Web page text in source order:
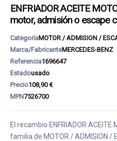
ENFRIADOR ACEITE
motor, admisión o escape
CategoríaMOTOR / ADMISION /
Marca/FabricanteMERCEDES-BENZ
Referencia1696647
Estadousado
Precio108,90 €
MPN7526700
El recambio ENFRIADOR
familia de MOTOR / ADMISION /